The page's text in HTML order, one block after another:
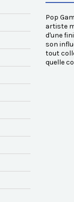
Pop
artiste
d'une
son
tout
quelle